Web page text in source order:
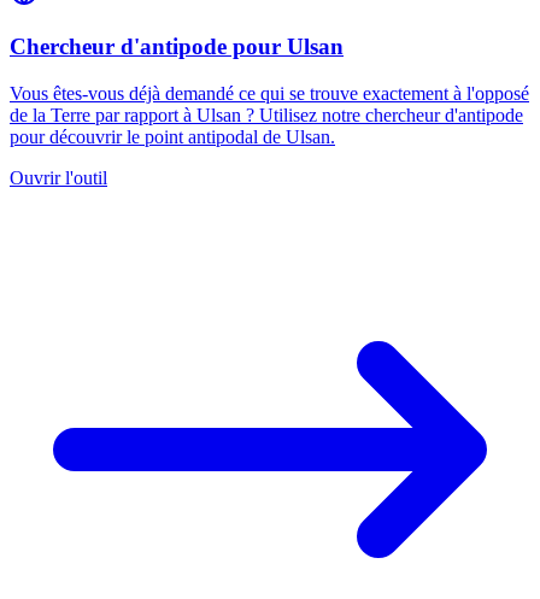
Chercheur d'antipode pour Ulsan
Vous êtes-vous déjà demandé ce qui se trouve exactement à l'opposé
de la Terre par rapport à Ulsan ? Utilisez notre chercheur d'antipode
pour découvrir le point antipodal de Ulsan.
Ouvrir l'outil